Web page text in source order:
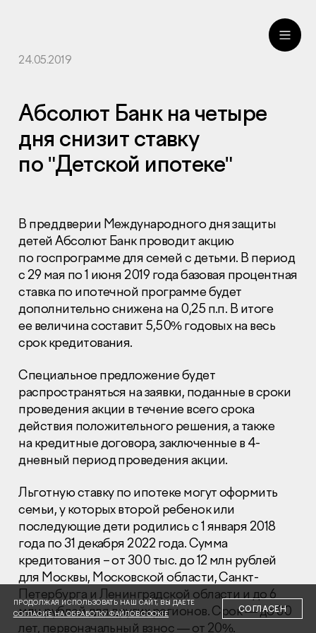
Раскрытие информации
Правовая информация
Сообщить о коррупции
+7 (495) 502 95 59
Отдел продаж
+7 (495) 641-35-35
Заказать звонок
© 2001-2026 Компания «Пионер»
24.05.2019
Абсолют Банк на четыре
дня снизит ставку
по "Детской ипотеке"
В преддверии Международного дня защиты
детей Абсолют Банк проводит акцию
по госпрограмме для семей с детьми. В период
с 29 мая по 1 июня 2019 года базовая процентная
ставка по ипотечной программе будет
дополнительно снижена на 0,25 п.п. В итоге
ее величина составит 5,50% годовых на весь
срок кредитования.
Специальное предложение будет
распространяться на заявки, поданные в сроки
проведения акции в течение всего срока
действия положительного решения, а также
на кредитные договора, заключенные в 4-
дневный период проведения акции.
Льготную ставку по ипотеке могут оформить
семьи, у которых второй ребенок или
последующие дети родились с 1 января 2018
года по 31 декабря 2022 года. Сумма
кредитования – от 300 тыс. до 12 млн рублей
для Москвы, Московской области, Санкт-
Петербурга и Ленинградской области и до 6
млн рублей для других регионов. Срок — до 30
лет, первоначальный взнос — от 20%.
ПРОДОЛЖАЯ ИСПОЛЬЗОВАТЬ НАШ САЙТ, ВЫ ДАЕТЕ
СОГЛАСИЕ НА ОБРАБОТКУ ФАЙЛОВ COOKIE
СОГЛАСЕН